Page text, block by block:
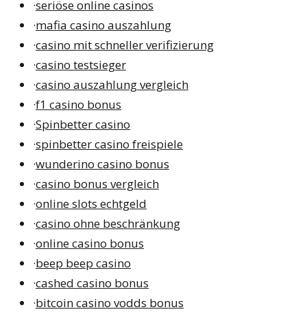
·seriöse online casinos
·mafia casino auszahlung
·casino mit schneller verifizierung
·casino testsieger
·casino auszahlung vergleich
·f1 casino bonus
·Spinbetter casino
·spinbetter casino freispiele
·wunderino casino bonus
·casino bonus vergleich
·online slots echtgeld
·casino ohne beschränkung
·online casino bonus
·beep beep casino
·cashed casino bonus
·bitcoin casino vodds bonus